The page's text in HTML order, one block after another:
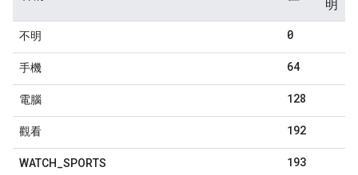
明
不明 0
手機 64
電腦 128
觀看 192
WATCH SPORTS 193